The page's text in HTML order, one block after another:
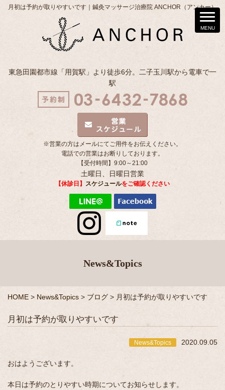
月初は予約が取りやすいです｜鍼灸マッサージ治療院 ANCHOR（アンカー）
東急田園都市線「用賀駅」より徒歩6分。二子玉川駅から電車で一
駅
※営業の方はメールにてご用件をお伝えください。
電話での営業はお断りしております。
【受付時間】9:00～21:00
土曜日、日曜日営業
【休診日】 スケジュールをご確認ください
News&Topics
HOME > News&Topics > ブログ > 月初は予約が取りやすいです
月初は予約が取りやすいです
News&Topics 2020.09.05
おはようございます。
本日は予約のとりやすい時期についてお知らせします。